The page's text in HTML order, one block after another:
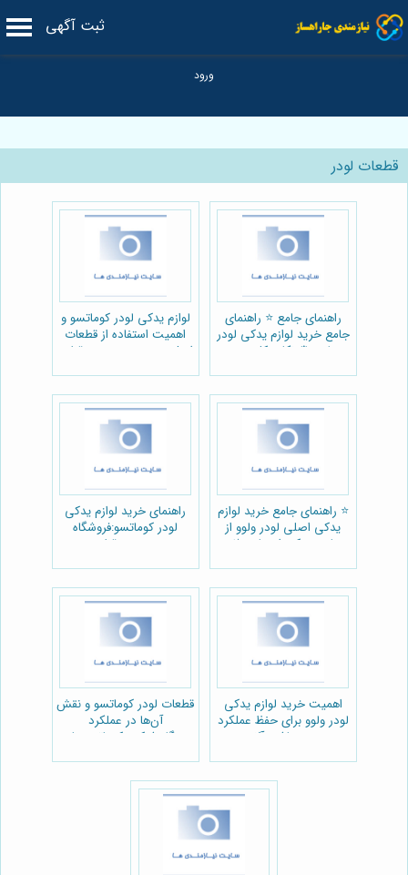
ثبت آگهی
قطعات لودر
راهنمای جامع ⭐️ راهنمای
جامع خرید لوازم یدکی لودر
ولوو: ⚙️ نکات کلیدی و
لوازم یدکی لودر کوماتسو و
اهمیت استفاده از قطعات
اصل:مجموعه سرویس قطعه
⭐️ راهنمای جامع خرید لوازم
یدکی اصلی لودر ولوو از
پارت یدک راهسازی 🚜
راهنمای خرید لوازم یدکی
لودر کوماتسو:فروشگاه
سرویس قطعه
اهمیت خرید لوازم یدکی
لودر ولوو برای حفظ عملکرد
بهینه ماشین‌آلات
قطعات لودر کوماتسو و نقش
آن‌ها در عملکرد
دستگاه:شرکت کوماتسو پارت